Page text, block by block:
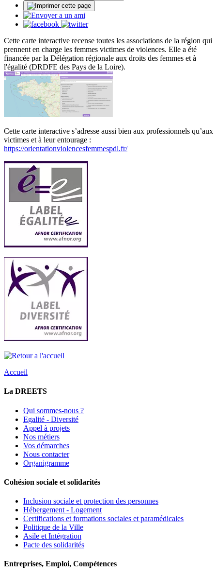
Cette carte interactive recense toutes les associations de la région qui
prennent en charge les femmes victimes de violences. Elle a été
financée par la Délégation régionale aux droits des femmes et à
l'égalité (DRDFE des Pays de la Loire).
Cette carte interactive s’adresse aussi bien aux professionnels qu’aux
victimes et à leur entourage :
https://orientationviolencesfemmespdl.fr/
Accueil
La DREETS
Qui sommes-nous ?
Egalité - Diversité
Appel à projets
Nos métiers
Vos démarches
Nous contacter
Organigramme
Cohésion sociale et solidarités
Inclusion sociale et protection des personnes
Hébergement - Logement
Certifications et formations sociales et paramédicales
Politique de la Ville
Asile et Intégration
Pacte des solidarités
Entreprises, Emploi, Compétences